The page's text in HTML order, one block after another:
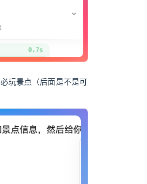
玩景点（后面是不是可